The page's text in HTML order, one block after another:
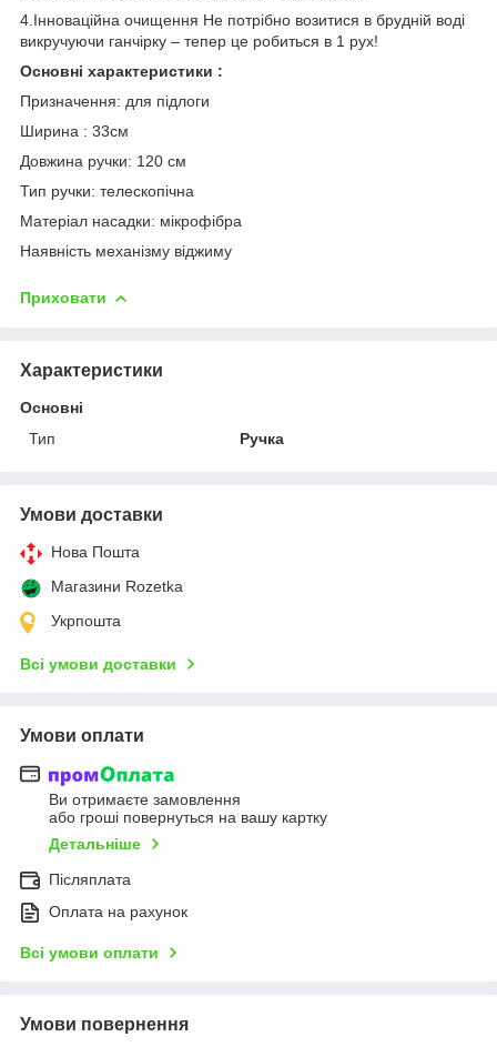
4.Інноваційна очищення Не потрібно возитися в брудній воді
викручуючи ганчірку – тепер це робиться в 1 рух!
Основні характеристики :
Призначення: для підлоги
Ширина : 33см
Довжина ручки: 120 см
Тип ручки: телескопічна
Матеріал насадки: мікрофібра
Наявність механізму віджиму
Приховати
Характеристики
Основні
Тип
Ручка
Умови доставки
Нова Пошта
Магазини Rozetka
Укрпошта
Всі умови доставки
Умови оплати
Ви отримаєте замовлення
або гроші повернуться на вашу картку
Детальніше
Післяплата
Оплата на рахунок
Всі умови оплати
Умови повернення